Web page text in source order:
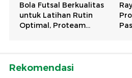
Rekomendasi